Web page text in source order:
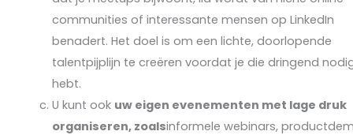
communities of interessante mensen op LinkedIn
benadert. Het doel is om een lichte, doorlopende
talentpijplijn te creëren voordat je die dringend
hebt.
U kunt ook uw eigen evenementen met lage druk
organiseren, zoalsinformele webinars,